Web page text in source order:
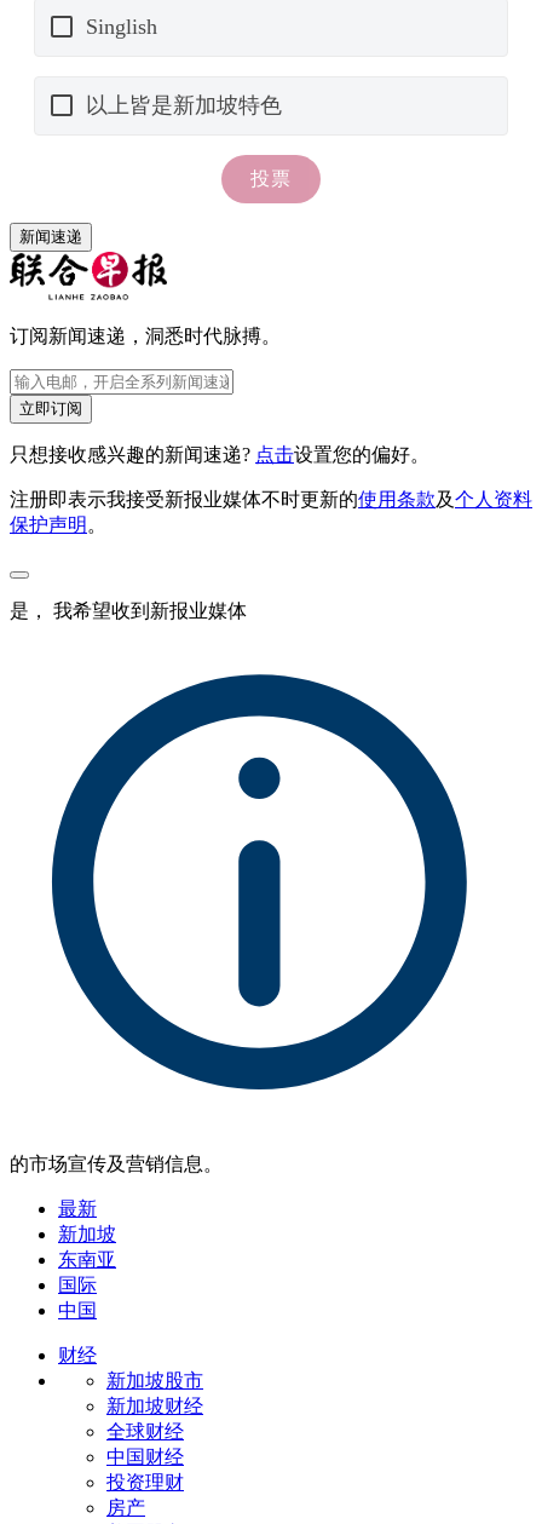
新闻速递
订阅新闻速递，洞悉时代脉搏。
立即订阅
只想接收感兴趣的新闻速递? 点击设置您的偏好。
注册即表示我接受新报业媒体不时更新的使用条款及个人资料
保护声明 。
是， 我希望收到新报业媒体
的市场宣传及营销信息。
最新
新加坡
东南亚
国际
中国
财经
新加坡股市
新加坡财经
全球财经
中国财经
投资理财
房产